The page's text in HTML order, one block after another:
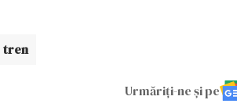
tren
Urmăriți-ne și pe